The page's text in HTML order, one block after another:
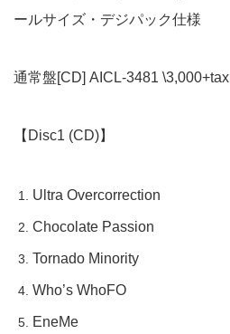
ールサイズ・デジパック仕様
通常盤[CD] AICL-3481 \3,000+tax
【Disc1 (CD)】
Ultra Overcorrection
Chocolate Passion
Tornado Minority
Who’s WhoFO
EneMe